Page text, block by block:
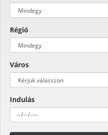
Régió
Város
Indulás